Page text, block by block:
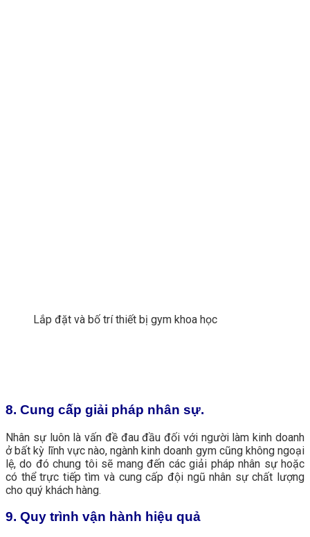
Lắp đặt và bố trí thiết bị gym khoa học
8. Cung cấp giải pháp nhân sự.
Nhân sự luôn là vấn đề đau đầu đối với người làm kinh doanh
ở bất kỳ lĩnh vực nào, ngành kinh doanh gym cũng không ngoại
lệ, do đó chung tôi sẽ mang đến các giải pháp nhân sự hoặc
có thể trực tiếp tìm và cung cấp đội ngũ nhân sự chất lượng
cho quý khách hàng.
9. Quy trình vận hành hiệu quả